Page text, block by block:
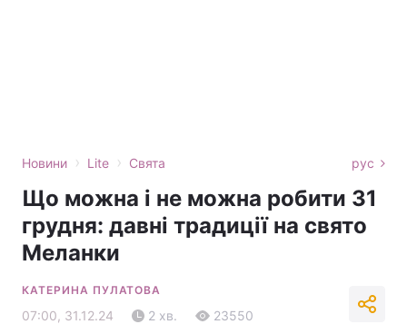
Новини › Lite › Свята рус
Що можна і не можна робити 31
грудня: давні традиції на свято
Меланки
КАТЕРИНА ПУЛАТОВА
07:00, 31.12.24 2 хв. 23550